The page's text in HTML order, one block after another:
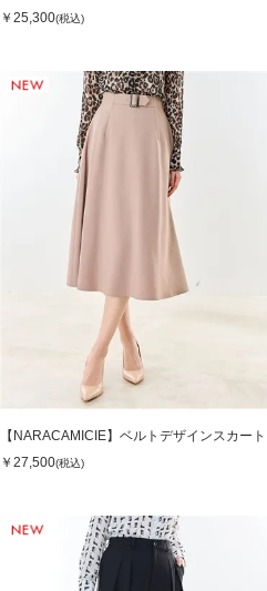
￥25,300(税込)
【NARACAMICIE】ベルトデザインスカート
￥27,500(税込)